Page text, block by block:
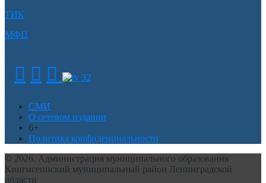
ТИК
МФЦ
СМИ
О сетевом издании
6+
Политика конфиденциальности
© 2026. Администрация муниципального образования
Кингисеппский муниципальный район Ленинградской
области